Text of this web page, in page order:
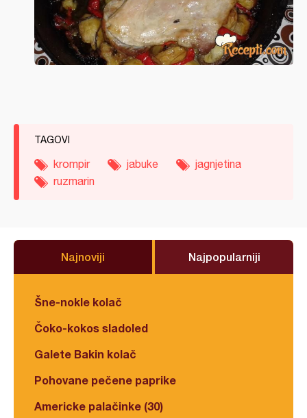
TAGOVI
krompir jabuke
jagnjetina
ruzmarin
Najnoviji Najpopularniji
Šne-nokle kolač
Čoko-kokos sladoled
Galete Bakin kolač
Pohovane pečene paprike
Americke palačinke (30)